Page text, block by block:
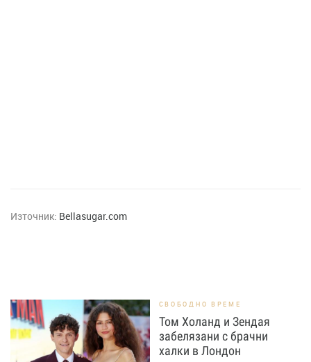
Източник: Bellasugar.com
СВОБОДНО ВРЕМЕ
Том Холанд и Зендая
забелязани с брачни
халки в Лондон